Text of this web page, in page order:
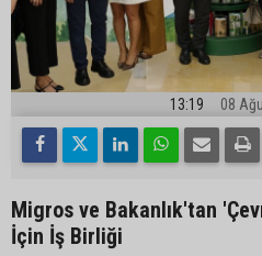
13:19 08
Migros ve Bakanlık'tan
İçin İş Birliği